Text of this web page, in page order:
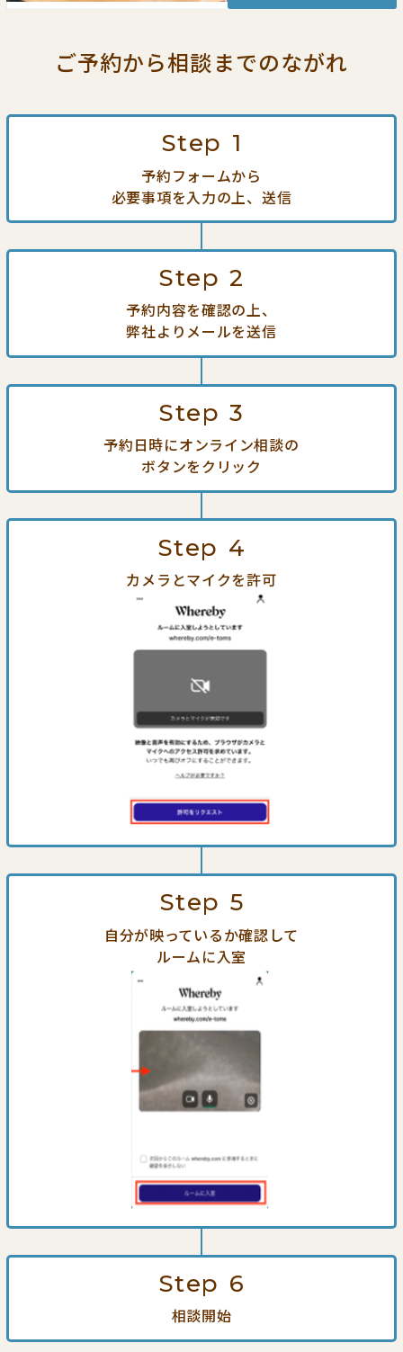
ご予約から相談までのながれ
Step 1
予約フォームから
必要事項を入力の上、送信
Step 2
予約内容を確認の上、
弊社よりメールを送信
Step 3
予約日時にオンライン相談の
ボタンをクリック
Step 4
カメラとマイクを許可
Step 5
自分が映っているか確認して
ルームに入室
Step 6
相談開始